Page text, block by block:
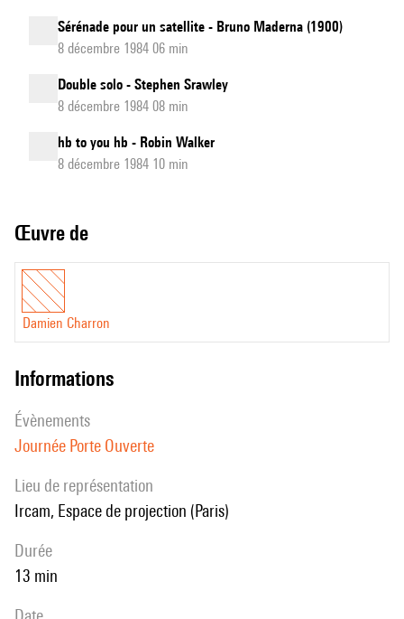
Sérénade pour un satellite - Bruno Maderna (1900)
8 décembre 1984 06 min
Double solo - Stephen Srawley
8 décembre 1984 08 min
hb to you hb - Robin Walker
8 décembre 1984 10 min
Œuvre de
Damien Charron
informations
évènements
Journée Porte Ouverte
Lieu de représentation
Ircam, Espace de projection (Paris)
durée
13 min